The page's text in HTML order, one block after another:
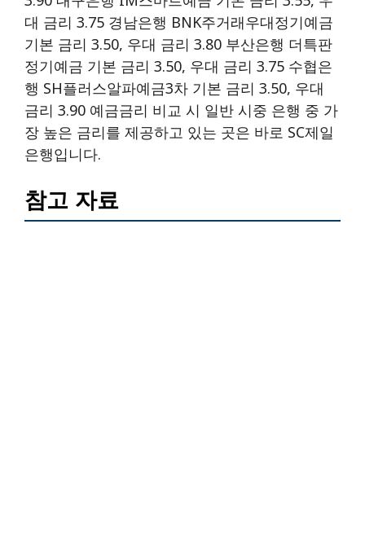
대 금리 3.75 경남은행 BNK주거래우대정기예금
기본 금리 3.50, 우대 금리 3.80 부산은행 더특판
정기예금 기본 금리 3.50, 우대 금리 3.75 수협은
행 SH플러스알파예금3차 기본 금리 3.50, 우대
금리 3.90 예금금리 비교 시 일반 시중 은행 중 가
장 높은 금리를 제공하고 있는 곳은 바로 SC제일
은행입니다.
참고 자료